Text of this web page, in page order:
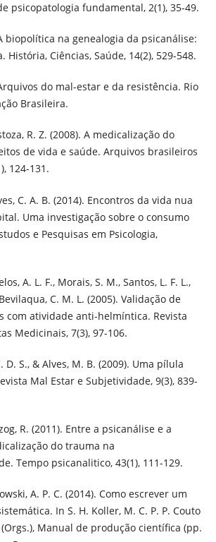
psicopatologia fundamental, 2(1), 35-49.
biopolítica na genealogia da psicanálise:
História, Ciências, Saúde, 14(2), 529-548.
do mal-estar e da resistência. Rio
Brasileira.
R. Z. (2008). A medicalização do
de vida e saúde. Arquivos brasileiros
124-131.
C. A. B. (2014). Encontros da vida nua
Uma investigação sobre o consumo
e Pesquisas em Psicologia,
A. L. F., Morais, S. M., Santos, L. F. L.,
C. M. L. (2005). Validação de
com atividade anti-helmíntica. Revista
Medicinais, 7(3), 97-106.
D. S., & Alves, M. B. (2009). Uma pílula
Mal Estar e Subjetividade, 9(3), 839-
R. (2011). Entre a psicanálise e a
do trauma na
Tempo psicanalitico, 43(1), 111-129.
A. P. C. (2014). Como escrever um
In S. H. Koller, M. C. P. P. Couto
Manual de produção científica (pp.